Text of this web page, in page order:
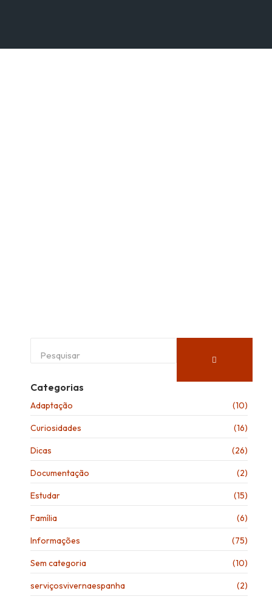
Categorias
Adaptação (10)
Curiosidades (16)
Dicas (26)
Documentação (2)
Estudar (15)
Família (6)
Informações (75)
Sem categoria (10)
serviçosvivernaespanha (2)